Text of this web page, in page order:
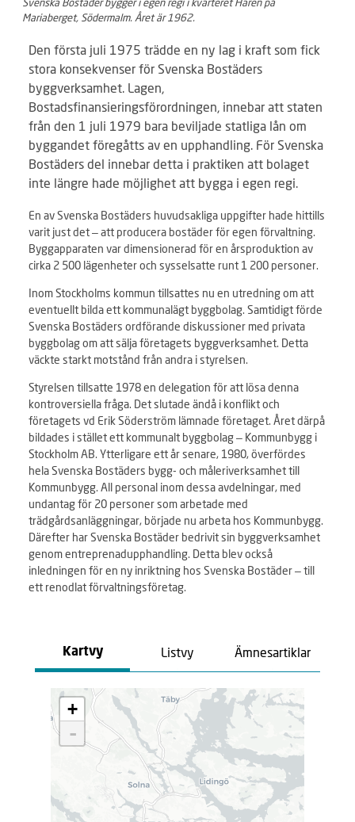
Mariaberget, Södermalm. Året är 1962.
Den första juli 1975 trädde en ny lag i kraft som fick
stora konsekvenser för Svenska Bostäders
byggverksamhet. Lagen,
Bostadsfinansieringsförordningen, innebar att staten
från den 1 juli 1979 bara beviljade statliga lån om
byggandet föregåtts av en upphandling. För Svenska
Bostäders del innebar detta i praktiken att bolaget
inte längre hade möjlighet att bygga i egen regi.
En av Svenska Bostäders huvudsakliga uppgifter hade hittills
varit just det – att producera bostäder för egen förvaltning.
Byggapparaten var dimensionerad för en årsproduktion av
cirka 2 500 lägenheter och sysselsatte runt 1 200 personer.
Inom Stockholms kommun tillsattes nu en utredning om att
eventuellt bilda ett kommunalägt byggbolag. Samtidigt förde
Svenska Bostäders ordförande diskussioner med privata
byggbolag om att sälja företagets byggverksamhet. Detta
väckte starkt motstånd från andra i styrelsen.
Styrelsen tillsatte 1978 en delegation för att lösa denna
kontroversiella fråga. Det slutade ändå i konflikt och
företagets vd Erik Söderström lämnade företaget. Året därpå
bildades i stället ett kommunalt byggbolag – Kommunbygg i
Stockholm AB. Ytterligare ett år senare, 1980, överfördes
hela Svenska Bostäders bygg- och måleriverksamhet till
Kommunbygg. All personal inom dessa avdelningar, med
undantag för 20 personer som arbetade med
trädgårdsanläggningar, började nu arbeta hos Kommunbygg.
Därefter har Svenska Bostäder bedrivit sin byggverksamhet
genom entreprenadupphandling. Detta blev också
inledningen för en ny inriktning hos Svenska Bostäder – till
ett renodlat förvaltningsföretag.
Kartvy Listvy Ämnesartiklar
a
.
.
+
-